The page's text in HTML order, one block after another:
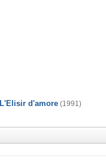
L'Elisir d'amore (1991)